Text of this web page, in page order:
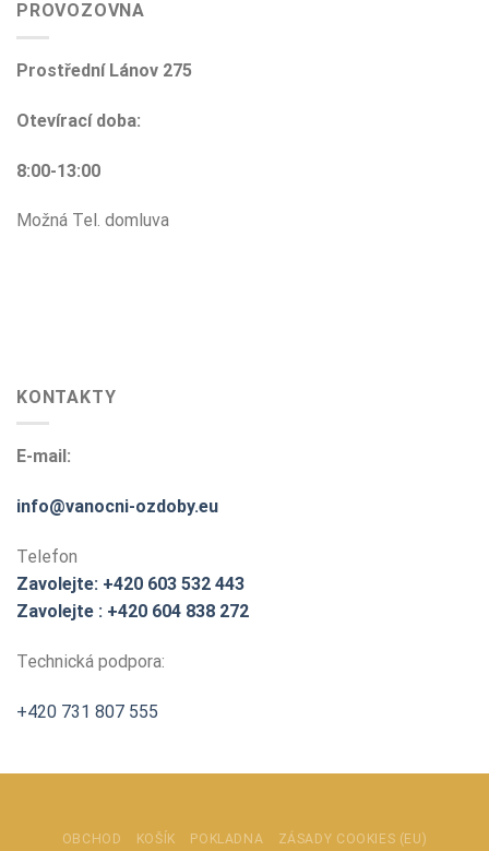
PROVOZOVNA
Prostřední Lánov 275
Otevírací doba:
8:00-13:00
Možná Tel. domluva
KONTAKTY
E-mail:
info@vanocni-ozdoby.eu
Telefon
Zavolejte: +420 603 532 443
Zavolejte : +420 604 838 272
Technická podpora:
+420 731 807 555
OBCHOD KOŠÍK POKLADNA ZÁSADY COOKIES (EU)